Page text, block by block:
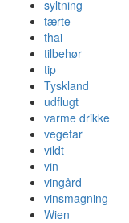
syltning
tærte
thai
tilbehør
tip
Tyskland
udflugt
varme drikke
vegetar
vildt
vin
vingård
vinsmagning
Wien